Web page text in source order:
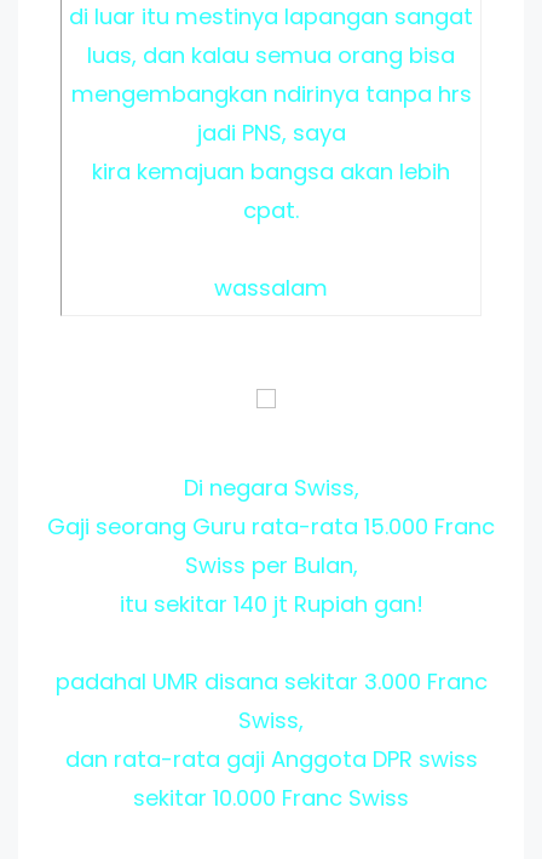
di luar itu mestinya lapangan sangat
luas, dan kalau semua orang bisa
mengembangkan ndirinya tanpa hrs
jadi PNS, saya
kira kemajuan bangsa akan lebih
cpat.
wassalam
Di negara Swiss,
Gaji seorang Guru rata-rata 15.000 Franc
Swiss per Bulan,
itu sekitar 140 jt Rupiah gan!
padahal UMR disana sekitar 3.000 Franc
Swiss,
dan rata-rata gaji Anggota DPR swiss
sekitar 10.000 Franc Swiss